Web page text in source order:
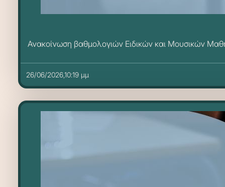
Ανακοίνωση βαθμολογιών Ειδικών και Μουσικών
26/06/2026,10:19 μμ